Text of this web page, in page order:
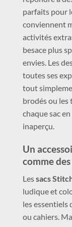
parfaits pour
conviennent
activités
besace plus
envies. Les
toutes ses
tout
brodés ou
chaque sac
inaperçu.
Un
comme
Lessacs
ludique et
les essentiels
ou cahiers.